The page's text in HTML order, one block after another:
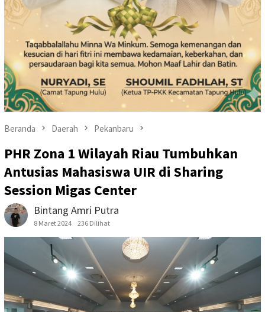
Beranda Daerah Pekanbaru
PHR Zona 1 Wilayah Riau Tumbuhkan
Antusias Mahasiswa UIR di Sharing
Session Migas Center
Bintang Amri Putra
8 Maret 2024 236 Dilihat